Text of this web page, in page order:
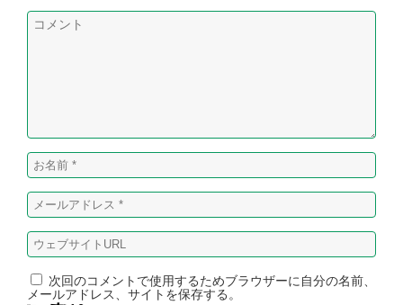
次回のコメントで使用するためブラウザーに自分の名前、
メールアドレス、サイトを保存する。